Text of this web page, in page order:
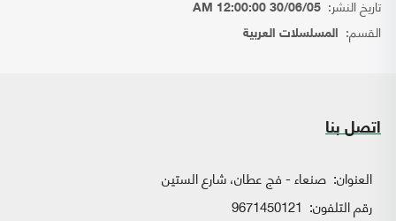
تاريخ النشر: 30/06/05 12:00:00 AM
القسم: المسلسلات العربية
اتصل بنا
العنوان: صنعاء - فج عطان، شارع الستين
رقم التلفون: 9671450121